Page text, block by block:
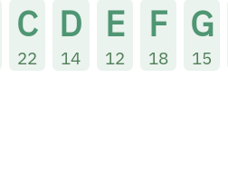
C
22
D
14
E
12
F
18
G
15